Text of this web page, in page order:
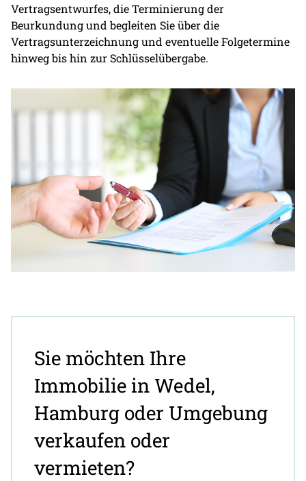
Vertragsentwurfes, die Terminierung der
Beurkundung und begleiten Sie über die
Vertragsunterzeichnung und eventuelle Folgetermine
hinweg bis hin zur Schlüsselübergabe.
Sie möchten Ihre
Immobilie in Wedel,
Hamburg oder Umgebung
verkaufen oder
vermieten?